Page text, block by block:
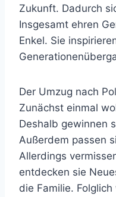
Zukunft. Dadurch
Insgesamt ehren
Enkel. Sie
Der Umzug nach
Zunächst einmal
Deshalb gewinnen
Außerdem passen
Allerdings
entdecken sie
die Familie.